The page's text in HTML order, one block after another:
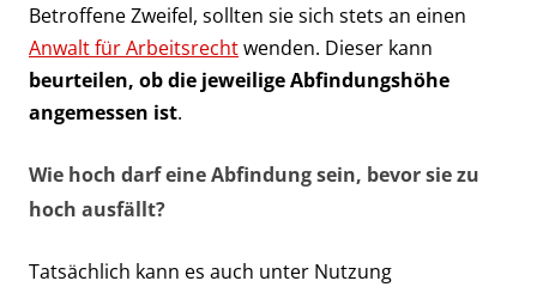
Betroffene Zweifel, sollten sie sich stets an einen
Anwalt für Arbeitsrechtwenden. Dieser kann
beurteilen, ob die jeweilige Abfindungshöhe
angemessen ist.
Wie hoch darf eine Abfindung sein, bevor sie zu
hoch ausfällt?
Tatsächlich kann es auch unter Nutzung